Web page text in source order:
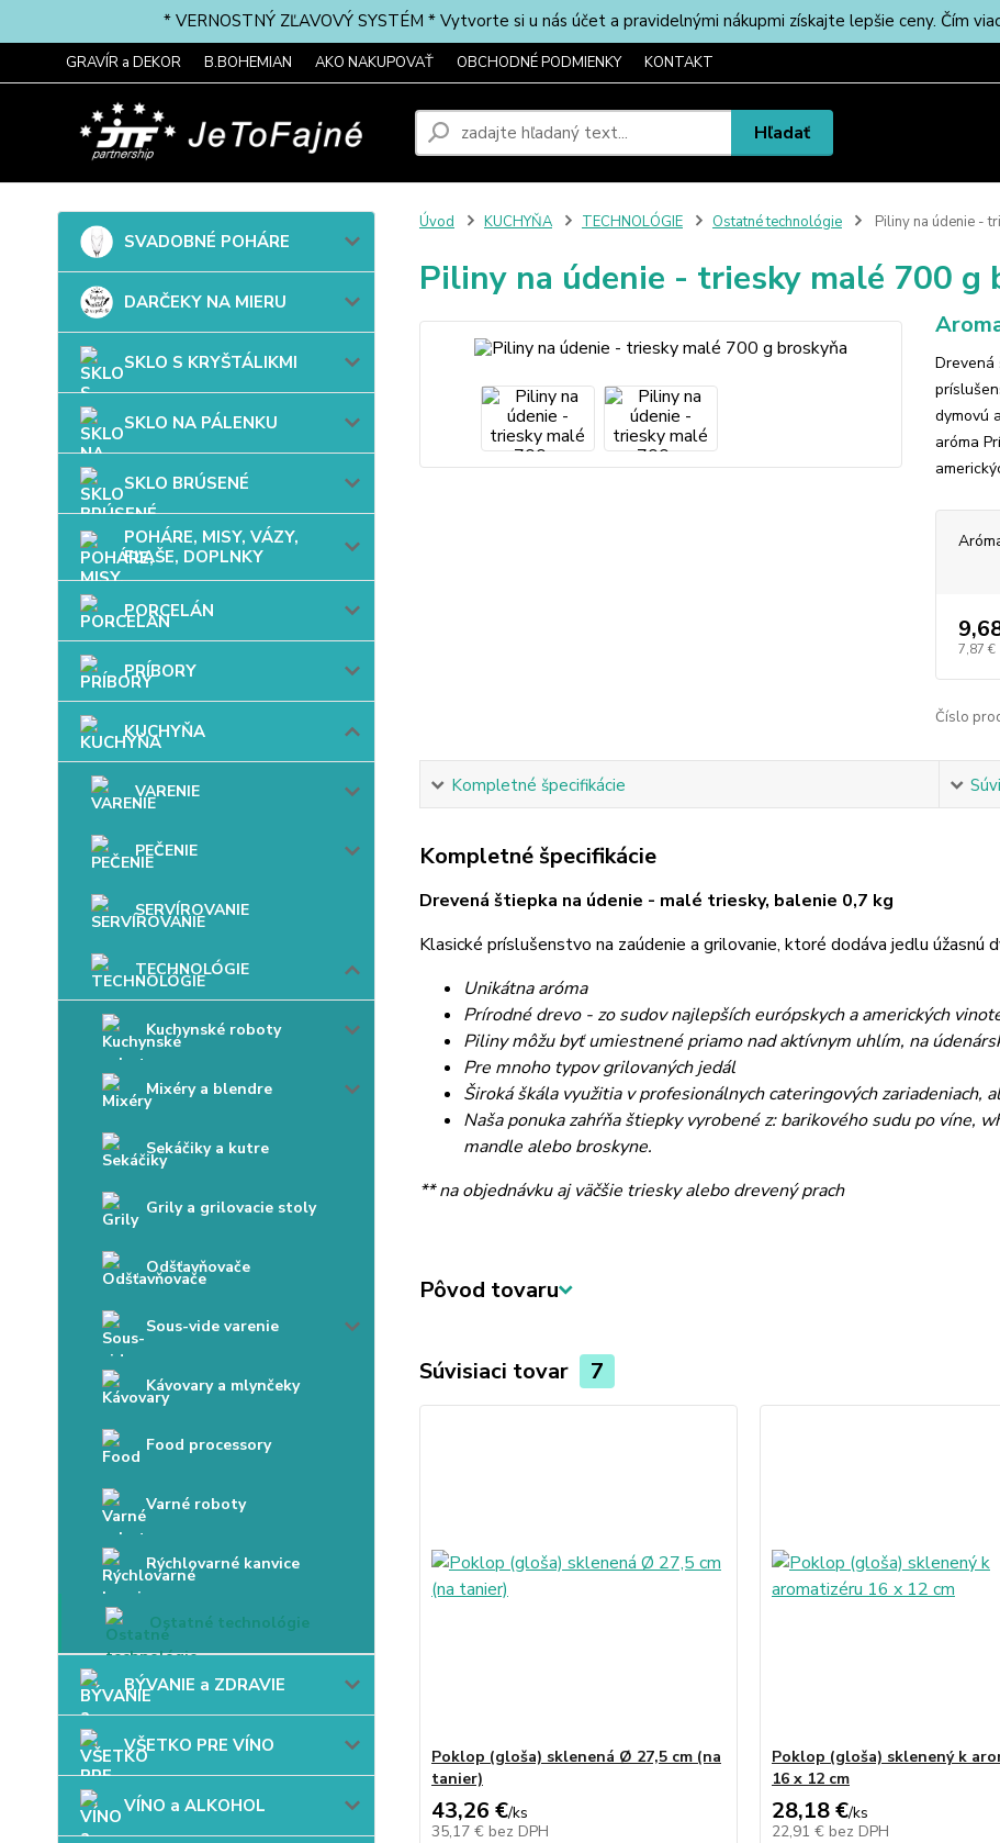
* VERNOSTNÝ ZĽAVOVÝ SYSTÉM * Vytvorte si u nás účet a pravidelnými nákupmi získajte lepšie ceny. Čím
GRAVÍR a DEKOR B.BOHEMIAN AKO NAKUPOVAŤ OBCHODNÉ PODMIENKY KONTAKT
Hľadať
SVADOBNÉ POHÁRE
DARČEKY NA MIERU
SKLO S KRYŠTÁLIKMI
SKLO NA PÁLENKU
SKLO BRÚSENÉ
POHÁRE, MISY, VÁZY,
FĽAŠE, DOPLNKY
PORCELÁN
PRÍBORY
KUCHYŇA
VARENIE
PEČENIE
SERVÍROVANIE
TECHNOLÓGIE
Kuchynské roboty
Mixéry a blendre
Sekáčiky a kutre
Grily a grilovacie stoly
Odšťavňovače
Sous-vide varenie
Kávovary a mlynčeky
Food processory
Varné roboty
Rýchlovarné kanvice
Ostatné technológie
BÝVANIE a ZDRAVIE
VŠETKO PRE VÍNO
VÍNO a ALKOHOL
Úvod KUCHYŇA TECHNOLÓGIE Ostatné technológie Piliny na údenie -
Piliny na údenie - triesky malé 700 g
Drevená
dymovú
aróma
7,87 €
Číslo
Kompletné špecifikácie
Kompletné špecifikácie
Drevená štiepka na údenie - malé triesky, balenie 0,7 kg
Klasické príslušenstvo na zaúdenie a grilovanie, ktoré dodáva jedlu úžasnú
Unikátna aróma
Prírodné drevo - zo sudov najlepších európskych a amerických
Piliny môžu byť umiestnené priamo nad aktívnym uhlím, na
Pre mnoho typov grilovaných jedál
Široká škála využitia v profesionálnych cateringových zariadeniach,
Naša ponuka zahŕňa štiepky vyrobené z: barikového sudu po víne,
mandle alebo broskyne.
** na objednávku aj väčšie triesky alebo drevený prach
Pôvod tovaru
Súvisiaci tovar 7
Poklop (gloša) sklenená Ø 27,5 cm (na
tanier)
43,26 €/ks
35,17 € bez DPH
Poklop (gloša) sklenený k
16 x 12 cm
28,18 €/ks
22,91 € bez DPH